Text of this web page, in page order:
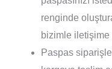
renginde
bizimle iletişime
Paspas